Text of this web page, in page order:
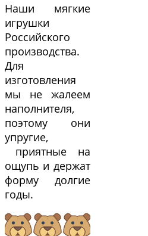
Наши мягкие
игрушки
Российского
производства.
Для
изготовления
мы не жалеем
наполнителя,
поэтому они
упругие,
приятные на
ощупь и держат
форму долгие
годы.